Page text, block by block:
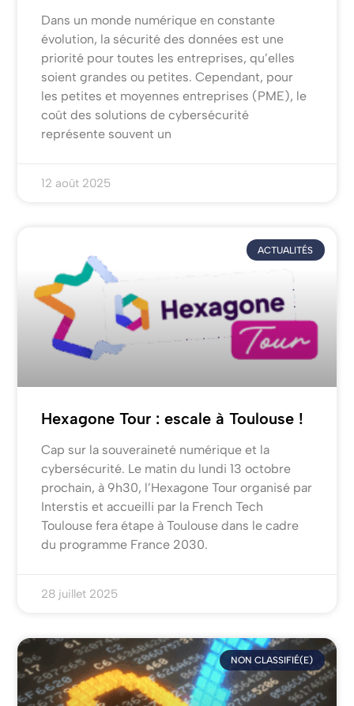
Dans un monde numérique en constante
évolution, la sécurité des données est une
priorité pour toutes les entreprises, qu’elles
soient grandes ou petites. Cependant, pour
les petites et moyennes entreprises (PME), le
coût des solutions de cybersécurité
représente souvent un
12 août 2025
ACTUALITÉS
Hexagone Tour : escale à Toulouse !
Cap sur la souveraineté numérique et la
cybersécurité. Le matin du lundi 13 octobre
prochain, à 9h30, l’Hexagone Tour organisé par
Interstis et accueilli par la French Tech
Toulouse fera étape à Toulouse dans le cadre
du programme France 2030.
28 juillet 2025
NON CLASSIFIÉ(E)